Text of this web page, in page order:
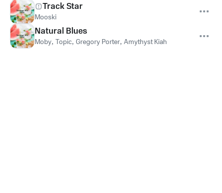
Track Star
Mooski
Natural Blues
Moby, Topic, Gregory Porter, Amythyst Kiah